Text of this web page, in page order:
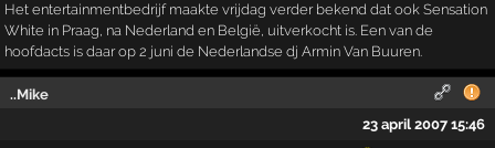
Het entertainmentbedrijf maakte vrijdag verder bekend dat ook Sensation
White in Praag, na Nederland en België, uitverkocht is. Een van de
hoofdacts is daar op 2 juni de Nederlandse dj Armin Van Buuren.
..Mike
23 april 2007 15:46